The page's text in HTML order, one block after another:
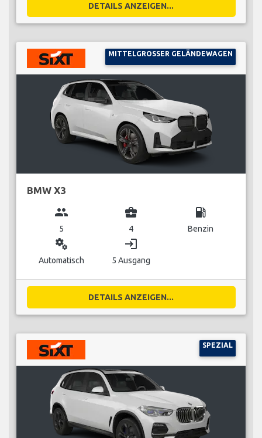
DETAILS ANZEIGEN...
MITTELGROSSER GELÄNDEWAGEN
BMW X3
group
5
business_center
4
local_gas_station
Benzin
miscellaneous_services
Automatisch
login
5 Ausgang
DETAILS ANZEIGEN...
SPEZIAL